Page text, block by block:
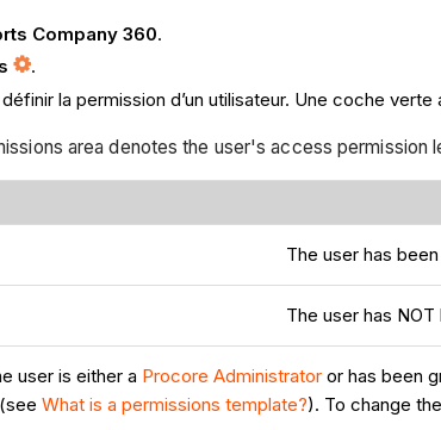
Company 360.
.
la permission d’un utilisateur. Une coche verte
area denotes the user's access permission
The user has
The user has
user is either a Procore Administrator or has been
(see What is a permissions template?). To change